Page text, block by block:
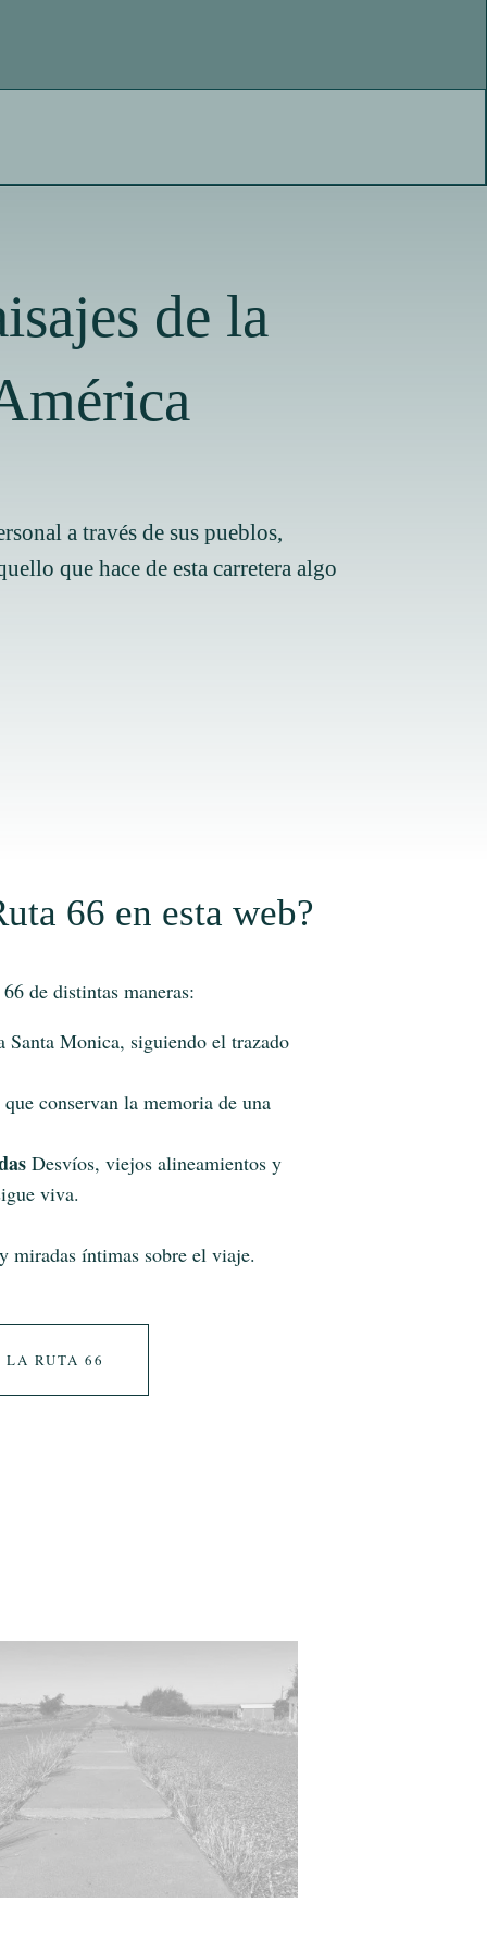
de la
a través de sus pueblos,
que hace de esta carretera algo
66 en esta web?
de distintas maneras:
Santa Monica, siguiendo el trazado
conservan la memoria de una
Desvíos, viejos alineamientos y
viva.
miradas íntimas sobre el viaje.
LA RUTA 66